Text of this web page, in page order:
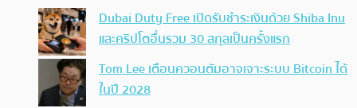
Dubai Duty Free เปิดรับชำระเงินด้วย Shiba Inu
และคริปโตอื่นรวม 30 สกุลเป็นครั้งแรก
Tom Lee เตือนควอนตัมอาจเจาะระบบ Bitcoin ได้
ในปี 2028